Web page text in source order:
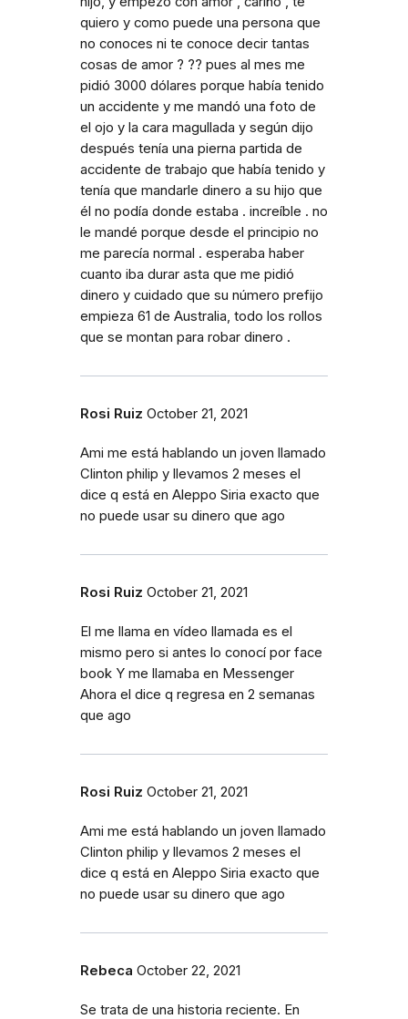
quiero y como puede una persona que
no conoces ni te conoce decir tantas
cosas de amor ? ?? pues al mes me
pidió 3000 dólares porque había tenido
un accidente y me mandó una foto de
el ojo y la cara magullada y según dijo
después tenía una pierna partida de
accidente de trabajo que había tenido y
tenía que mandarle dinero a su hijo que
él no podía donde estaba . increíble . no
le mandé porque desde el principio no
me parecía normal . esperaba haber
cuanto iba durar asta que me pidió
dinero y cuidado que su número prefijo
empieza 61 de Australia, todo los rollos
que se montan para robar dinero .
Rosi Ruiz October 21, 2021
Ami me está hablando un joven llamado
Clinton philip y llevamos 2 meses el
dice q está en Aleppo Siria exacto que
no puede usar su dinero que ago
Rosi Ruiz October 21, 2021
El me llama en vídeo llamada es el
mismo pero si antes lo conocí por face
book Y me llamaba en Messenger
Ahora el dice q regresa en 2 semanas
que ago
Rosi Ruiz October 21, 2021
Ami me está hablando un joven llamado
Clinton philip y llevamos 2 meses el
dice q está en Aleppo Siria exacto que
no puede usar su dinero que ago
Rebeca October 22, 2021
Se trata de una historia reciente. En